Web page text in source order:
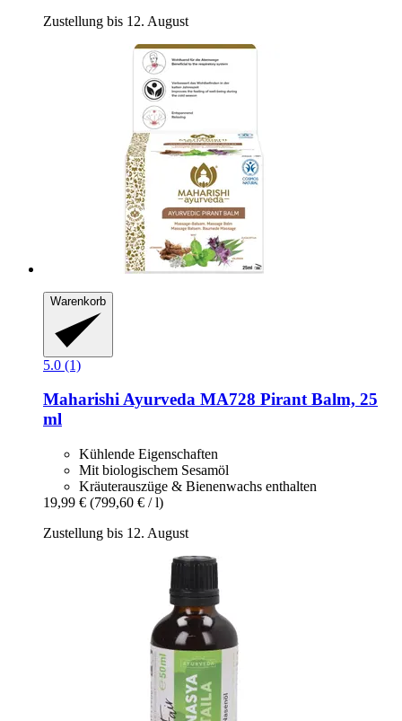
Zustellung bis 12. August
Warenkorb
5.0 (1)
Maharishi Ayurveda MA728 Pirant Balm, 25
ml
Kühlende Eigenschaften
Mit biologischem Sesamöl
Kräuterauszüge & Bienenwachs enthalten
19,99 € (799,60 € / l)
Zustellung bis 12. August